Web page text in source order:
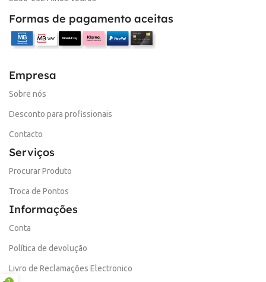
Formas de pagamento aceitas
Empresa
Sobre nós
Desconto para profissionais
Contacto
Serviços
Procurar Produto
Troca de Pontos
Informações
Conta
Política de devolução
Livro de Reclamações Electronico